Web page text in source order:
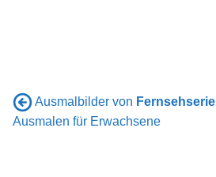
Ausmalbilder von Fernsehserie
Ausmalen für Erwachsene